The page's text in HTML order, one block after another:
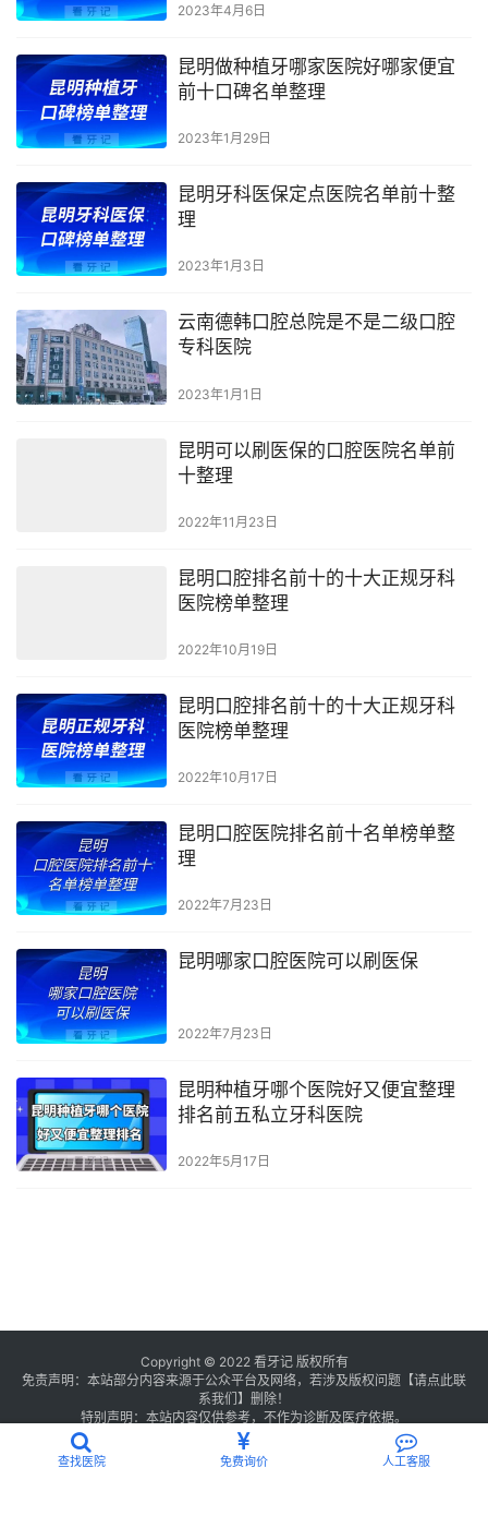
2023年4月6日
昆明做种植牙哪家医院好哪家便宜
前十口碑名单整理
2023年1月29日
昆明牙科医保定点医院名单前十整
理
2023年1月3日
云南德韩口腔总院是不是二级口腔
专科医院
2023年1月1日
昆明可以刷医保的口腔医院名单前
十整理
2022年11月23日
昆明口腔排名前十的十大正规牙科
医院榜单整理
2022年10月19日
昆明口腔排名前十的十大正规牙科
医院榜单整理
2022年10月17日
昆明口腔医院排名前十名单榜单整
理
2022年7月23日
昆明哪家口腔医院可以刷医保
2022年7月23日
昆明种植牙哪个医院好又便宜整理
排名前五私立牙科医院
2022年5月17日
Copyright © 2022 看牙记 版权所有
免责声明：本站部分内容来源于公众平台及网络，若涉及版权问题【请点此联
系我们 】 删除！
特别声明：本站内容仅供参考，不作为诊断及医疗依据。
浙公网安备 33011002016235号
浙ICP备2021013506号-1
查找医院 免费询价 人工客服